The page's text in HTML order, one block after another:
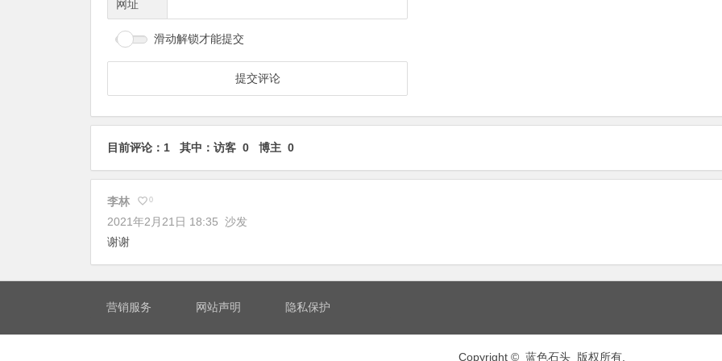
网址
滑动解锁才能提交
目前评论：1 其中：访客 0 博主 0
李林 0
2021年2月21日 18:35 沙发
谢谢
营销服务 网站声明 隐私保护
Copyright © 蓝色石头 版权所有.